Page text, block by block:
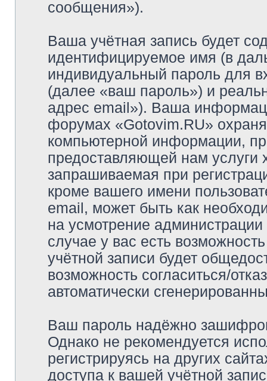
сообщения»).
Ваша учётная запись будет
идентифицируемое имя (в
индивидуальный пароль для
(далее «ваш пароль») и
адрес email»). Ваша
форумах «Gotovim.RU»
компьютерной информации,
предоставляющей нам услуги
запрашиваемая при
кроме вашего имени
email, может быть как
на усмотрение
случае у вас есть
учётной записи будет
возможность согласиться/
автоматически
Ваш пароль надёжно
Однако не рекомендуется
регистрируясь на других
доступа к вашей учётной